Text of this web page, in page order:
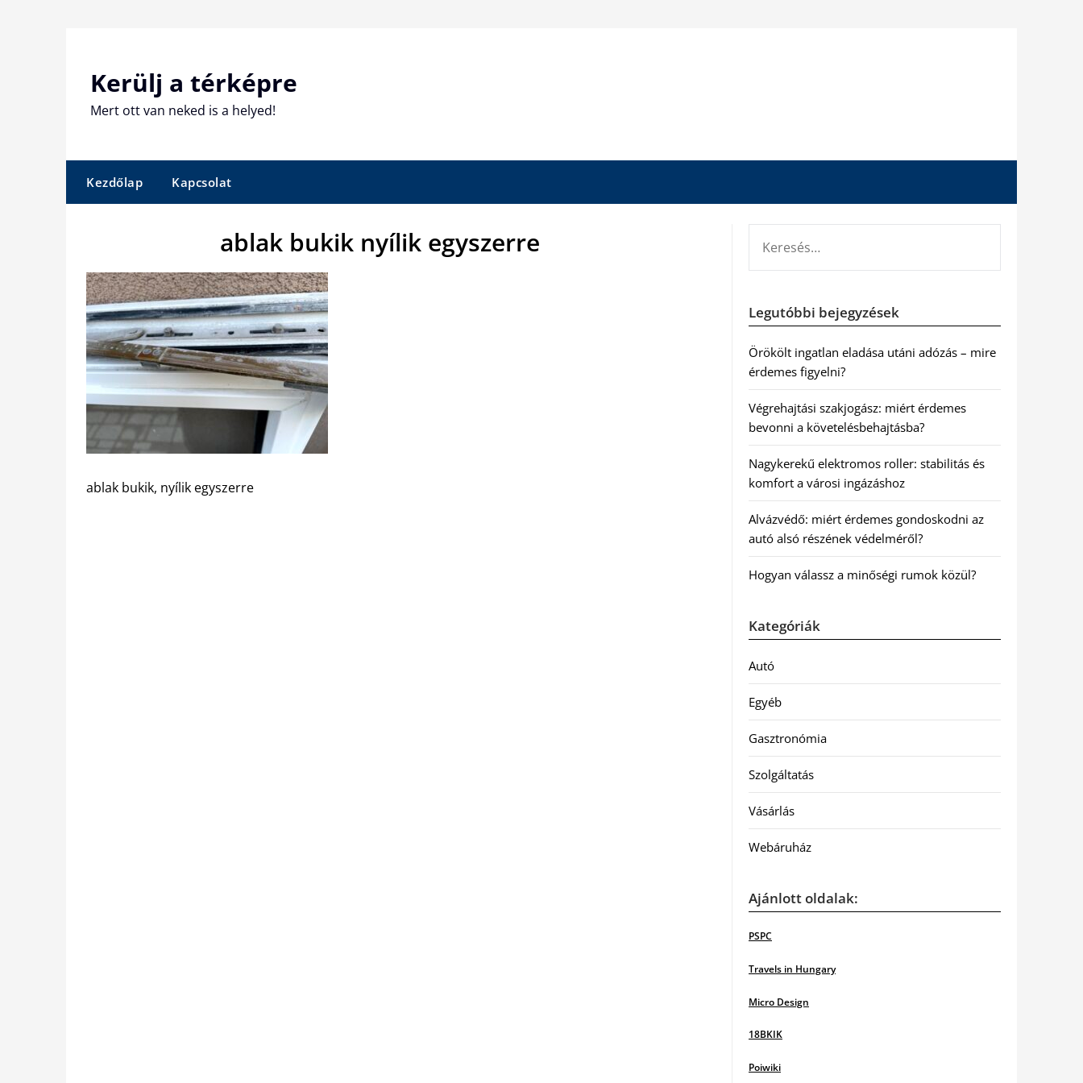
Kerülj a térképre
Mert ott van neked is a helyed!
Kezdőlap Kapcsolat
ablak bukik nyílik egyszerre
ablak bukik, nyílik egyszerre
Legutóbbi bejegyzések
Örökölt ingatlan eladása utáni adózás – mire
érdemes figyelni?
Végrehajtási szakjogász: miért érdemes
bevonni a követelésbehajtásba?
Nagykerekű elektromos roller: stabilitás és
komfort a városi ingázáshoz
Alvázvédő: miért érdemes gondoskodni az
autó alsó részének védelméről?
Hogyan válassz a minőségi rumok közül?
Kategóriák
Autó
Egyéb
Gasztronómia
Szolgáltatás
Vásárlás
Webáruház
Ajánlott oldalak:
PSPC
Travels in Hungary
Micro Design
18BKIK
Poiwiki